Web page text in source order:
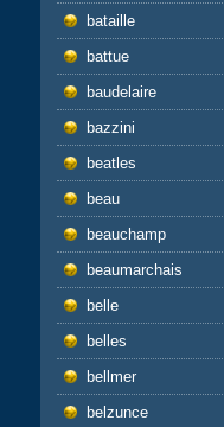
bataille
battue
baudelaire
bazzini
beatles
beau
beauchamp
beaumarchais
belle
belles
bellmer
belzunce